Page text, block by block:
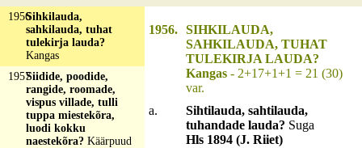
1956Sihkilauda,
sahkilauda, tuhat
tulekirja lauda?
Kangas
1957Siidide, poodide,
rangide, roomade,
vispus villade, tulli
tuppa miestekõra,
luodi kokku
naestekõra? Käärpuud
1956. SIHKILAUDA,
SAHKILAUDA, TUHAT
TULEKIRJA LAUDA?
Kangas - 2+17+1+1 = 21 (30)
var.
a.
Sihtilauda, sahtilauda,
tuhandade lauda? Suga
Hls 1894 (J. Riiet)